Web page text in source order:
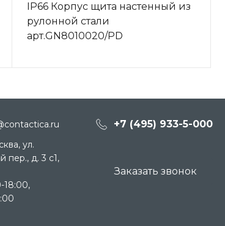
IP66 Корпус щита настенный из
рулонной стали
арт.GN8010020/PD
+7 (495) 933-5-000
ул.
пер., д. 3 c1,
18:00,
Заказать звонок